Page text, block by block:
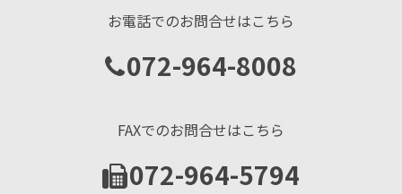
お電話でのお問合せはこちら
072-964-8008
FAXでのお問合せはこちら
072-964-5794